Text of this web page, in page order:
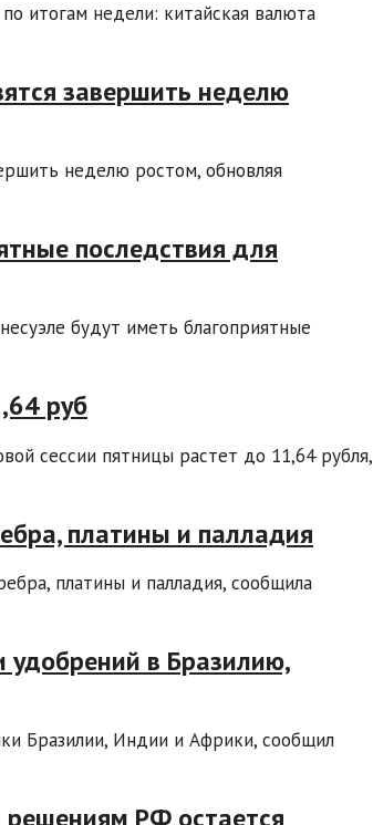
итогам недели: китайская валюта
завершить неделю
неделю ростом, обновляя
последствия для
будут иметь благоприятные
руб
сессии пятницы растет до 11,64 рубля,
платины и палладия
платины и палладия, сообщила
удобрений в Бразилию,
Бразилии, Индии и Африки, сообщил
решениям РФ остается